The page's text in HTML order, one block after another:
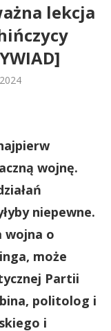
lekcja
wojnę.
niepewne.
wojna o
może
Partii
politolog i
i